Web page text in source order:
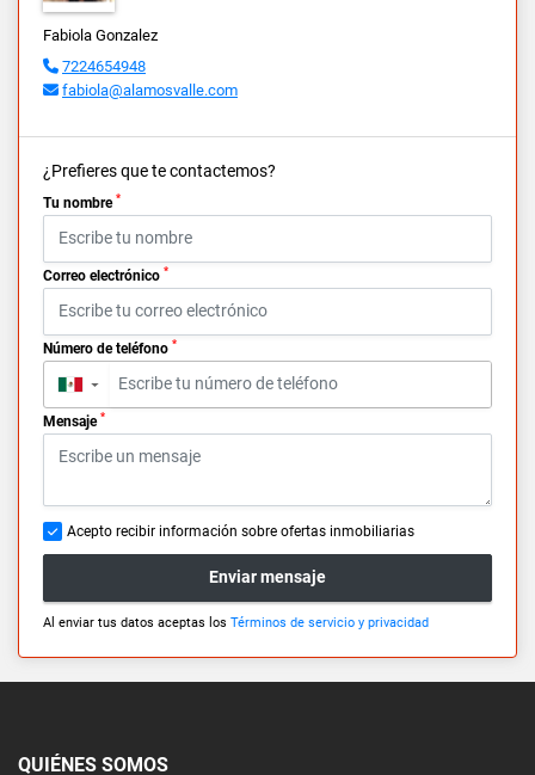
Fabiola Gonzalez
7224654948
fabiola@alamosvalle.com
¿Prefieres que te contactemos?
Tu nombre *
Correo electrónico *
Número de teléfono *
▼
Mensaje *
Acepto recibir información sobre ofertas inmobiliarias
Enviar mensaje
Al enviar tus datos aceptas los Términos de servicio y privacidad
QUIÉNES SOMOS